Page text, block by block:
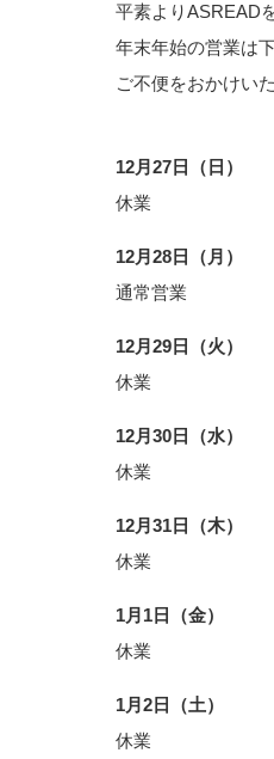
平素よりASREAD
年末年始の営業は
ご不便をおかけい
12月27日（日）
休業
12月28日（月）
通常営業
12月29日（火）
休業
12月30日（水）
休業
12月31日（木）
休業
1月1日（金）
休業
1月2日（土）
休業